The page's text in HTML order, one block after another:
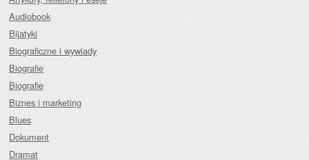
Audiobook
Bijatyki
Biograficzne i wywiady
Biografie
Biografie
Biznes i marketing
Blues
Dokument
Dramat